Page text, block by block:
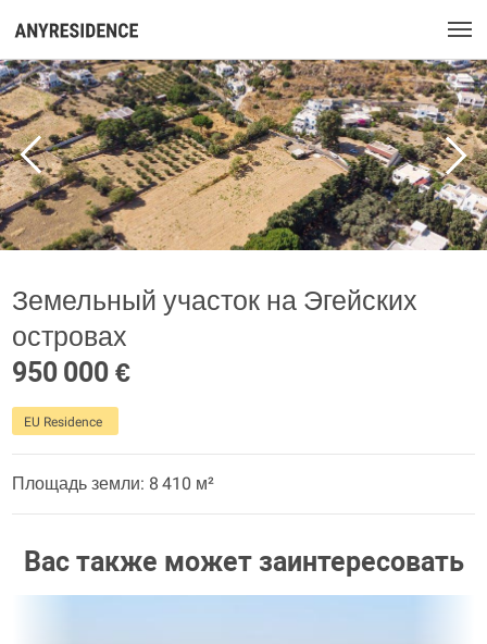
Земельный участок на Эгейских
островах
950 000 €
EU Residence
Площадь земли: 8 410 м²
Вас также может заинтересовать